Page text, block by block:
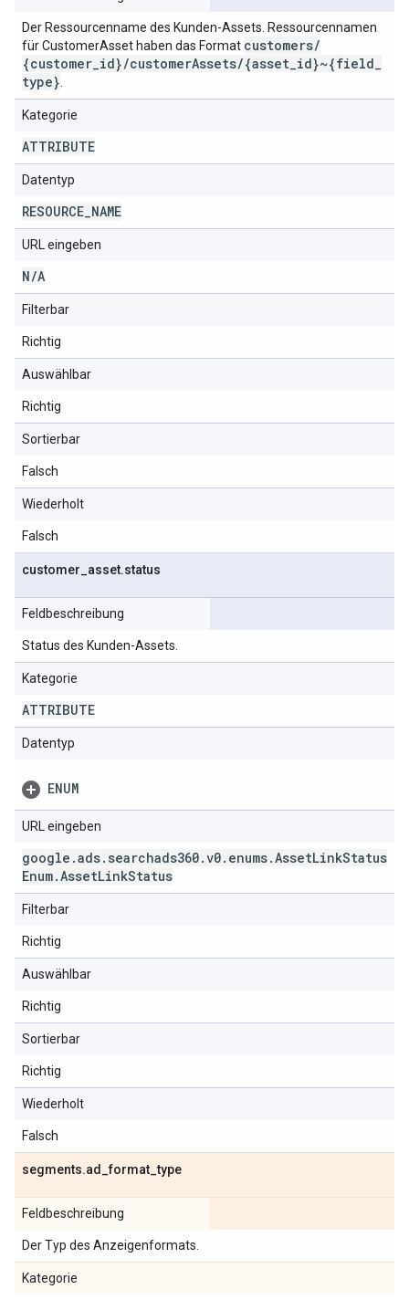
Der Ressourcenname des Kunden-Assets. Ressourcennamen
für CustomerAsset haben das Format customers/
{customer id}/customerAssets/{asset id}~{field
type}
Kategorie
ATTRIBUTE
Datentyp
RESOURCE NAME
URL eingeben
N/A
Filterbar
Richtig
Auswählbar
Richtig
Sortierbar
Falsch
Wiederholt
Falsch
customer asset.status
Feldbeschreibung
Status des Kunden-Assets.
Kategorie
ATTRIBUTE
Datentyp
ENUM
URL eingeben
google .ads. searchads360.v0. enums.AssetLinkStatus
Enum.AssetLinkStatus
Filterbar
Richtig
Auswählbar
Richtig
Sortierbar
Richtig
Wiederholt
Falsch
segments.ad _format _type
Feldbeschreibung
Der Typ des Anzeigenformats.
Kategorie